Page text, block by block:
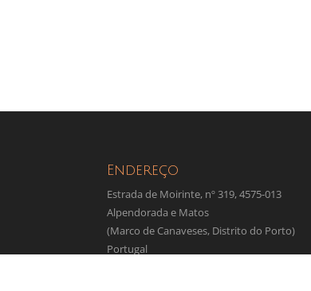
Endereço
Estrada de Moirinte, nº 319, 4575-013
Alpendorada e Matos
(Marco de Canaveses, Distrito do Porto)
Portugal